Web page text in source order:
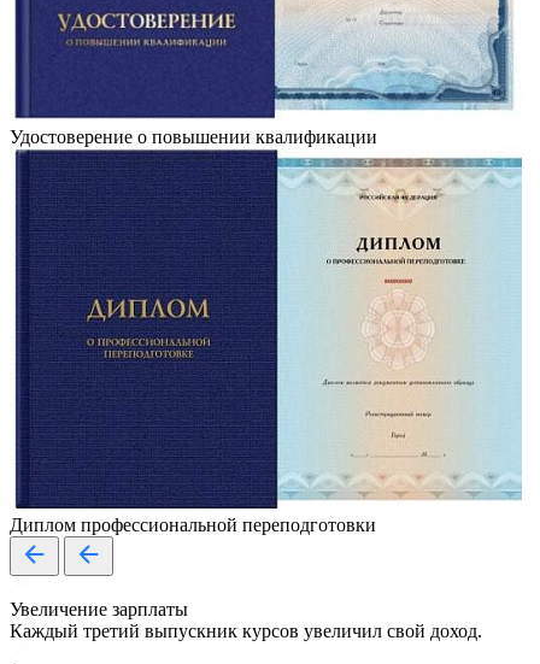
Удостоверение о повышении квалификации
Диплом профессиональной переподготовки
Увеличение зарплаты
Каждый третий выпускник курсов увеличил свой доход.